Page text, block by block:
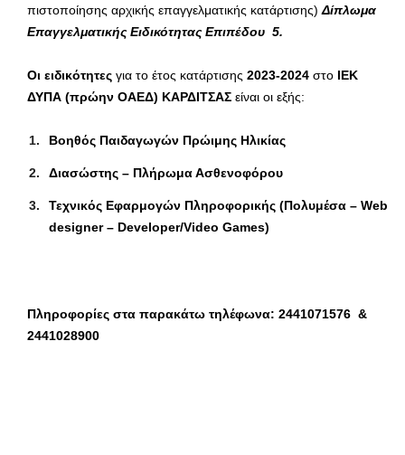
πιστοποίησης αρχικής επαγγελματικής κατάρτισης)Δίπλωμα
Επαγγελματικής Ειδικότητας Επιπέδου 5.
Οι ειδικότητες για το έτος κατάρτισης 2023-2024 στο ΙΕΚ
ΔΥΠΑ (πρώην ΟΑΕΔ) ΚΑΡΔΙΤΣΑΣ είναι οι εξής:
Βοηθός Παιδαγωγών Πρώιμης Ηλικίας
Διασώστης – Πλήρωμα Ασθενοφόρου
Τεχνικός Εφαρμογών Πληροφορικής (Πολυμέσα – Web
designer – Developer/Video Games)
Πληροφορίες στα παρακάτω τηλέφωνα: 2441071576 &
2441028900